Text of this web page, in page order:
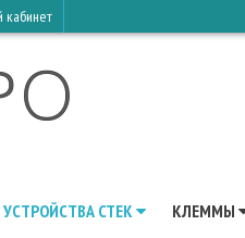
кабинет
CTEK КЛЕММЫ